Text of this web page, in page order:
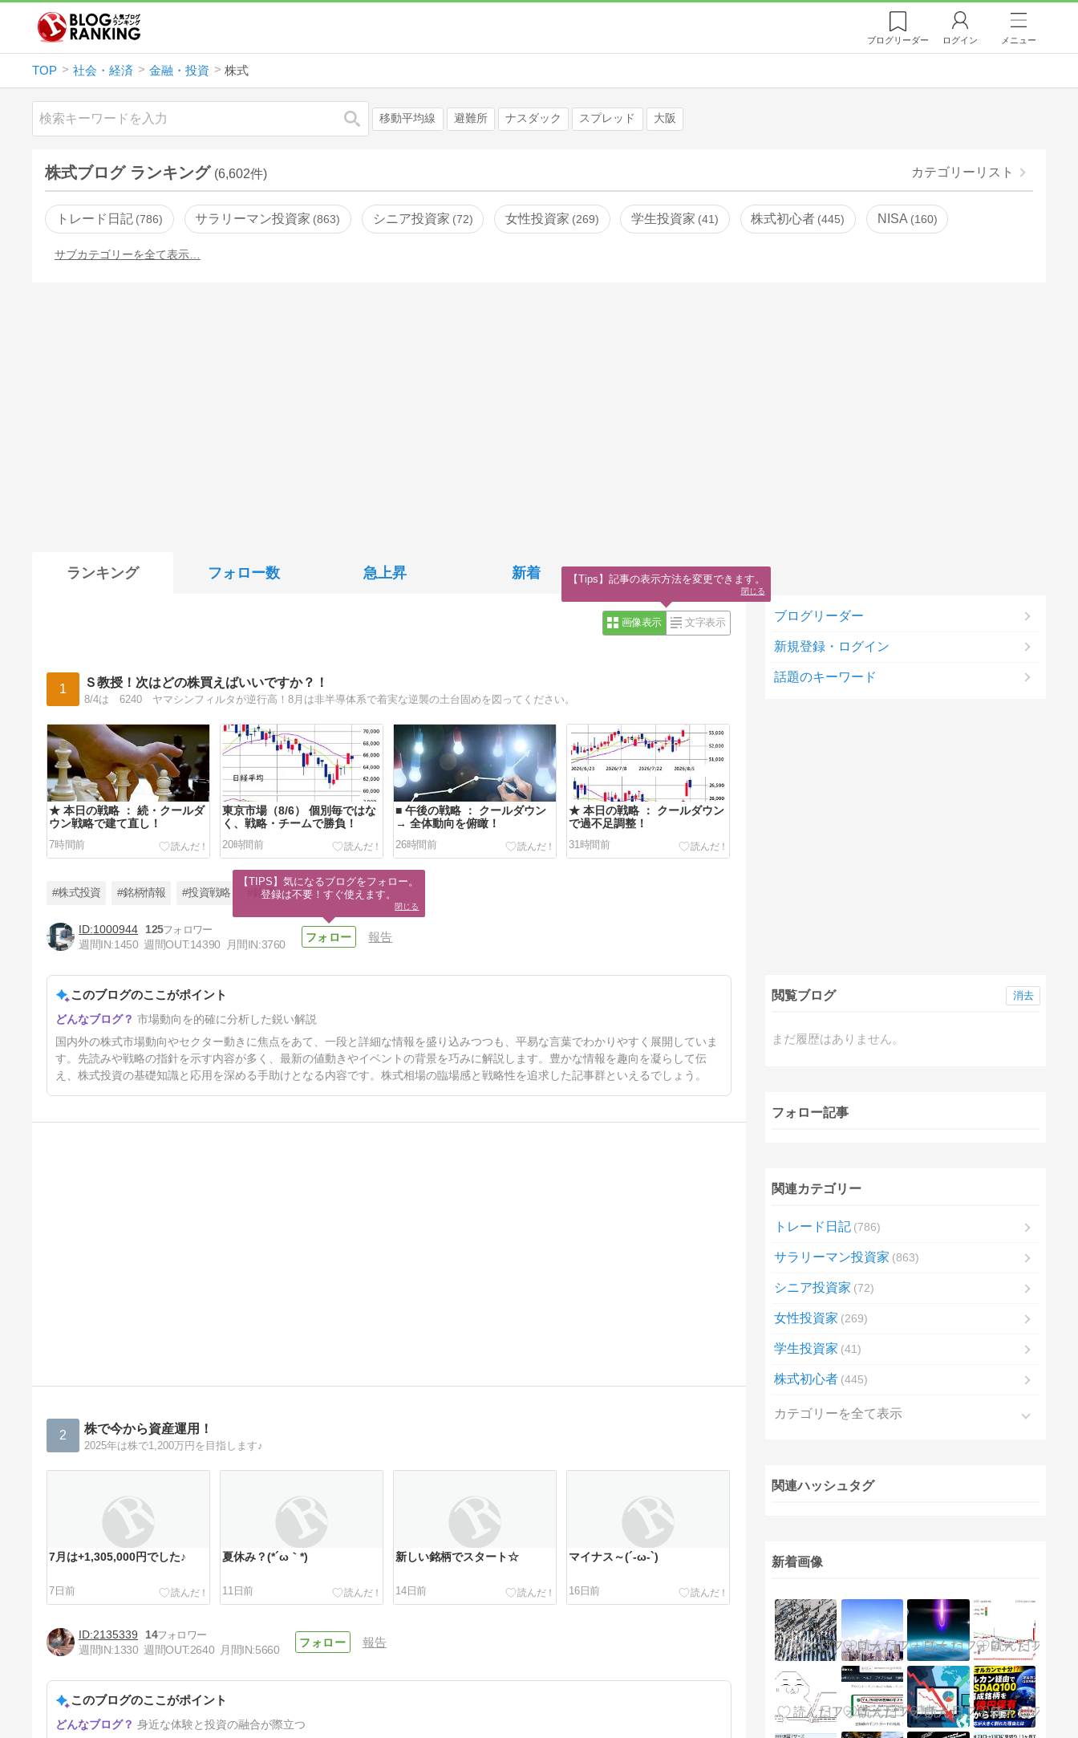
ブログリーダー ログイン メニュー
TOP 社会・経済 金融・投資 株式
検索 移動平均線 避難所 ナスダック スプレッド 大阪
株式ブログ ランキング (6,602件) カテゴリーリスト
トレード日記 786 サラリーマン投資家 863 シニア投資家 72 女性投資家 269 学生投資家 41 株式初心者 445 NISA 160
サブカテゴリーを全て表示…
ランキング フォロー数 急上昇 新着
画像表示 文字表示
1 Ｓ教授！次はどの株買えばいいですか？！
8/4は 6240 ヤマシンフィルタが逆行高！8月は非半導体系で着実な逆襲の土台固めを図ってください。
★ 本日の戦略 ： 続・クールダ
ウン戦略で建て直し！
7時間前
東京市場（8/6） 個別毎ではな
く、戦略・チームで勝負！
20時間前
■ 午後の戦略 ： クールダウン
→ 全体動向を俯瞰！
26時間前
★ 本日の戦略 ： クールダウン
で過不足調整！
31時間前
トップダウン戦略への切り替
え！
2日前
#株式投資 #銘柄情報 #投資戦略 #銘柄
1000944
125
週間IN:1450 週間OUT:14390 月間IN:3760
報告
このブログのここがポイント
市場動向を的確に分析した鋭い解説
国内外の株式市場動向やセクター動きに焦点をあて、一段と詳細な情報を盛り込みつつも、平易な言葉でわかりやすく展開していま
す。先読みや戦略の指針を示す内容が多く、最新の値動きやイベントの背景を巧みに解説します。豊かな情報を趣向を凝らして伝
え、株式投資の基礎知識と応用を深める手助けとなる内容です。株式相場の臨場感と戦略性を追求した記事群といえるでしょう。
2 株で今から資産運用！
2025年は株で1,200万円を目指します♪
7月は+1,305,000円でした♪
7日前
夏休み？(*´ω｀*)
11日前
新しい銘柄でスタート☆
14日前
マイナス～(´-ω-`)
16日前
3連休の予定
2135339
14
週間IN:1330 週間OUT:2640 月間IN:5660
報告
このブログのここがポイント
身近な体験と投資の融合が際立つ
ブログリーダー
新規登録・ログイン
話題のキーワード
閲覧ブログ
まだ履歴はありません。
消去
フォロー記事
関連カテゴリー
トレード日記 786
サラリーマン投資家 863
シニア投資家 72
女性投資家 269
学生投資家 41
株式初心者 445
カテゴリーを全て表示
関連ハッシュタグ
新着画像
【TIPS】気になるブログをフォロー。
登録は不要！すぐ使えます。
閉じる
【Tips】記事の表示方法を変更できます。
閉じる